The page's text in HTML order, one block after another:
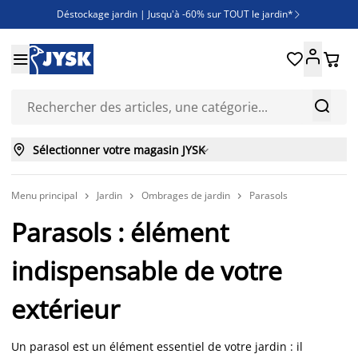
Déstockage jardin | Jusqu'à -60% sur TOUT le jardin* 
Jusqu'à -50% sur une sélection literie
Découvrez les nouveautés de la collection


 
 Sélectionner votre magasin JYSK
Menu principal  Jardin  Ombrages de jardin  Parasols
Parasols : élément
indispensable de votre
extérieur
Un parasol est un élément essentiel de votre jardin : il